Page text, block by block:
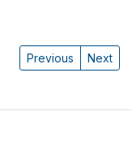
Previous Next